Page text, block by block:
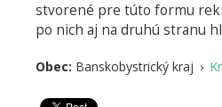
stvorené pre túto formu
po nich aj na druhú stranu
Obec: Banskobystrický kraj ›